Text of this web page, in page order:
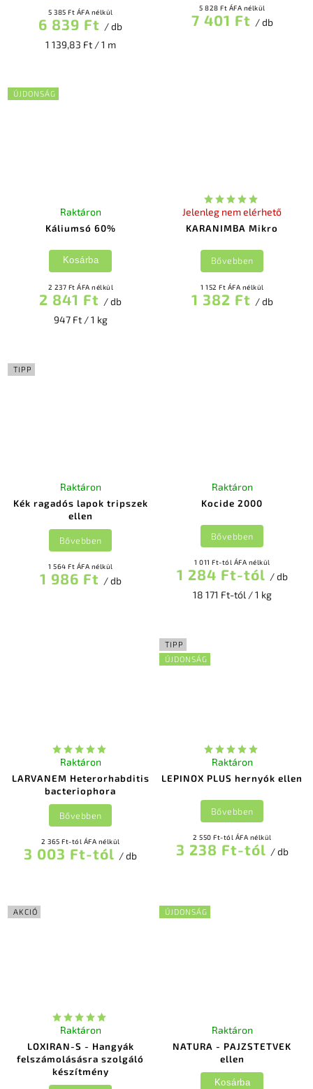
5 385 Ft ÁFA nélkül
6 839 Ft / db
1 139,83 Ft / 1 m
5 828 Ft ÁFA nélkül
7 401 Ft / db
ÚJDONSÁG
Káliumsó 60%
Raktáron
2 237 Ft ÁFA nélkül
2 841 Ft / db
947 Ft / 1 kg
Kosárba
KARANIMBA Mikro
Jelenleg nem elérhető
1 152 Ft ÁFA nélkül
1 382 Ft / db
Bővebben
TIPP
Kék ragadós lapok tripszek
ellen
Raktáron
1 564 Ft ÁFA nélkül
1 986 Ft / db
Bővebben
Kocide 2000
Raktáron
1 011 Ft-tól ÁFA nélkül
1 284 Ft-tól / db
18 171 Ft-tól / 1 kg
Bővebben
LARVANEM Heterorhabditis
bacteriophora
Raktáron
2 365 Ft-tól ÁFA nélkül
3 003 Ft-tól / db
Bővebben
TIPP
ÚJDONSÁG
LEPINOX PLUS hernyók ellen
Raktáron
2 550 Ft-tól ÁFA nélkül
3 238 Ft-tól / db
Bővebben
AKCIÓ
LOXIRAN-S - Hangyák
felszámolásásra szolgáló
készítmény
Raktáron
ÚJDONSÁG
NATURA - PAJZSTETVEK
ellen
Raktáron
Kosárba